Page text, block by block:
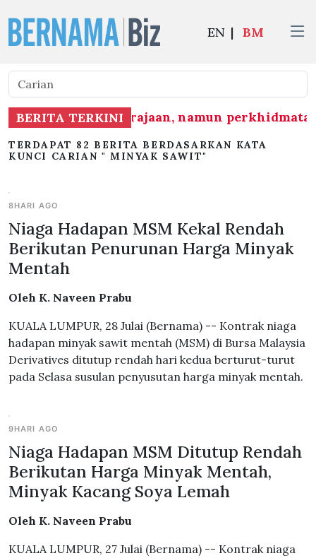
EN | BM
BERITA TERKINI
mandat kerajaan, namun perkhidmatan
TERDAPAT 82 BERITA BERDASARKAN KATA
KUNCI CARIAN " MINYAK SAWIT"
8HARI AGO
Niaga Hadapan MSM Kekal Rendah
Berikutan Penurunan Harga Minyak
Mentah
Oleh K. Naveen Prabu
KUALA LUMPUR, 28 Julai (Bernama) -- Kontrak niaga
hadapan minyak sawit mentah (MSM) di Bursa Malaysia
Derivatives ditutup rendah hari kedua berturut-turut
pada Selasa susulan penyusutan harga minyak mentah.
9HARI AGO
Niaga Hadapan MSM Ditutup Rendah
Berikutan Harga Minyak Mentah,
Minyak Kacang Soya Lemah
Oleh K. Naveen Prabu
KUALA LUMPUR, 27 Julai (Bernama) -- Kontrak niaga